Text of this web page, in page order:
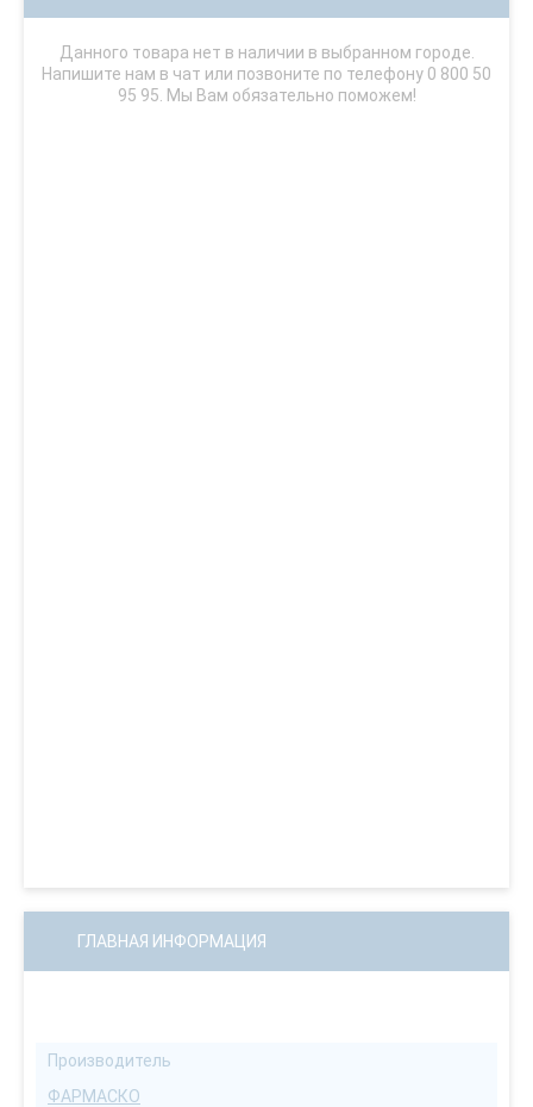
Данного товара нет в наличии в выбранном городе.
Напишите нам в чат или позвоните по телефону 0 800 50
95 95. Мы Вам обязательно поможем!
ГЛАВНАЯ ИНФОРМАЦИЯ
Производитель
ФАРМАСКО